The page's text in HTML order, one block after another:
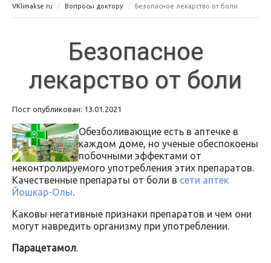
VKlimakse.ru Вопросы доктору Безопасное лекарство от боли
Безопасное
лекарство от боли
Пост опубликован: 13.01.2021
Обезболивающие есть в аптечке в
каждом доме, но ученые обеспокоены
побочными эффектами от
неконтролируемого употребления этих препаратов.
Качественные препараты от боли в сети аптек
Йошкар-Олы.
Каковы негативные признаки препаратов и чем они
могут навредить организму при употреблении.
Парацетамол.